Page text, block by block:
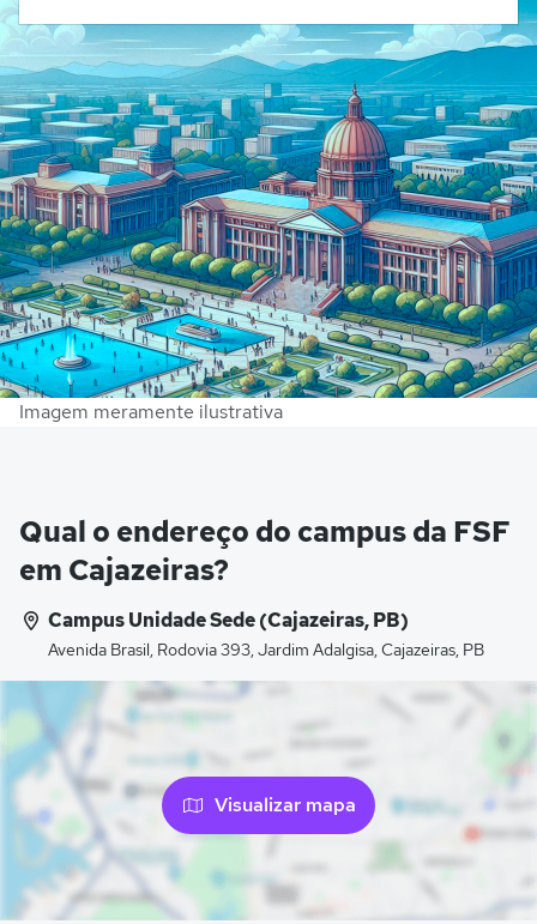
Imagem meramente ilustrativa
Qual o endereço do campus da FSF
em Cajazeiras?
Campus Unidade Sede (Cajazeiras, PB)
Avenida Brasil, Rodovia 393, Jardim Adalgisa, Cajazeiras, PB
Visualizar mapa